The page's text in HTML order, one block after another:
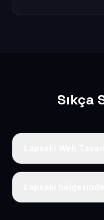
Sıkça
Tek fiyat uygulanır: